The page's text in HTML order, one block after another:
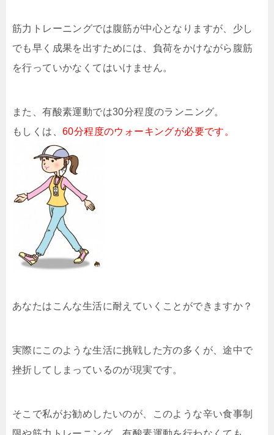
筋力トレーニングでは腹筋が中心となりますが、少し
でも早く成果を出すためには、負荷をかけながら腹筋
を行っていかなくてはいけません。
また、有酸素運動では30分程度のランニング。
もしくは、 60分程度のウォーキングが必要です。
あなたはこんな生活に耐えていくことができますか？
実際にこのような生活に挑戦した方の多くが、途中で
挫折してしまっているのが現実です。
そこで私がお勧めしたいのが、このような辛い食事制